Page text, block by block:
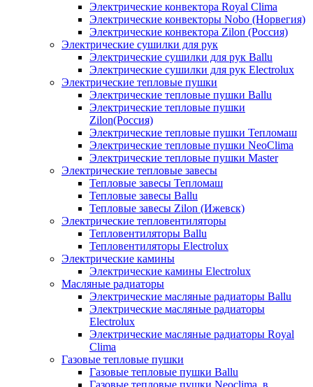
Электрические конвектора Royal Clima
Электрические конвекторы Nobo (Норвегия)
Электрические конвектора Zilon (Россия)
Электрические сушилки для рук
Электрические сушилки для рук Ballu
Электрические сушилки для рук Electrolux
Электрические тепловые пушки
Электрические тепловые пушки Ballu
Электрические тепловые пушки
Zilon(Россия)
Электрические тепловые пушки Тепломаш
Электрические тепловые пушки NeoClima
Электрические тепловые пушки Master
Электрические тепловые завесы
Тепловые завесы Тепломаш
Тепловые завесы Ballu
Тепловые завесы Zilon (Ижевск)
Электрические тепловентиляторы
Тепловентиляторы Ballu
Тепловентиляторы Electrolux
Электрические камины
Электрические камины Electrolux
Масляные радиаторы
Электрические масляные радиаторы Ballu
Электрические масляные радиаторы
Electrolux
Электрические масляные радиаторы Royal
Clima
Газовые тепловые пушки
Газовые тепловые пушки Ballu
Газовые тепловые пушки Neoclima ,в